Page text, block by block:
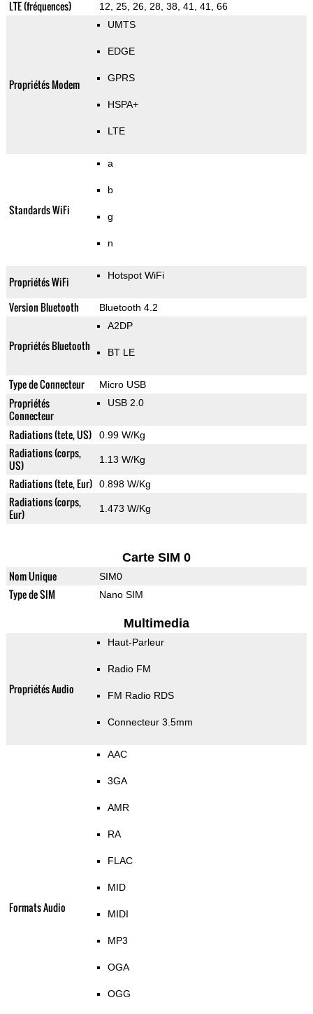
LTE (fréquences) 12, 25, 26, 28, 38, 41, 41, 66
Propriétés Modem
UMTS
EDGE
GPRS
HSPA+
LTE
Standards WiFi
a
b
g
n
Propriétés WiFi Hotspot WiFi
Version Bluetooth Bluetooth 4.2
Propriétés Bluetooth
A2DP
BT LE
Type de Connecteur Micro USB
Propriétés
Connecteur
USB 2.0
Radiations (tete, US) 0.99 W/Kg
Radiations (corps,
US)
1.13 W/Kg
Radiations (tete, Eur) 0.898 W/Kg
Radiations (corps,
Eur)
1.473 W/Kg
Carte SIM 0
Nom Unique SIM0
Type de SIM Nano SIM
Multimedia
Propriétés Audio
Haut-Parleur
Radio FM
FM Radio RDS
Connecteur 3.5mm
Formats Audio
AAC
3GA
AMR
RA
FLAC
MID
MIDI
MP3
OGA
OGG